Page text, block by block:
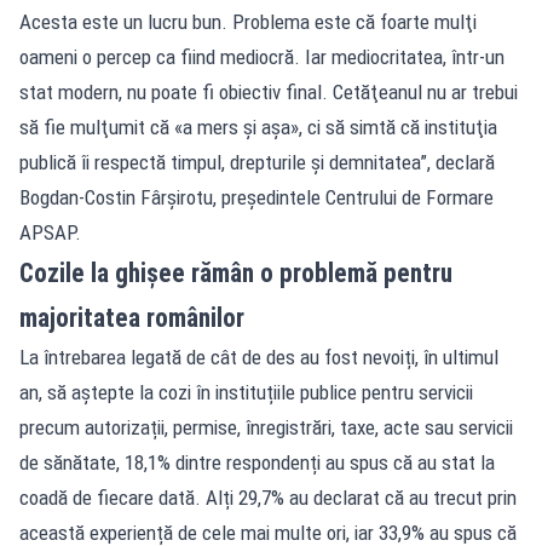
Acesta este un lucru bun. Problema este că foarte mulţi
oameni o percep ca fiind mediocră. Iar mediocritatea, într-un
stat modern, nu poate fi obiectiv final. Cetăţeanul nu ar trebui
să fie mulţumit că «a mers şi aşa», ci să simtă că instituţia
publică îi respectă timpul, drepturile şi demnitatea”, declară
Bogdan-Costin Fârşirotu, preşedintele Centrului de Formare
APSAP.
Cozile la ghișee rămân o problemă pentru
majoritatea românilor
La întrebarea legată de cât de des au fost nevoiți, în ultimul
an, să aștepte la cozi în instituțiile publice pentru servicii
precum autorizații, permise, înregistrări, taxe, acte sau servicii
de sănătate, 18,1% dintre respondenți au spus că au stat la
coadă de fiecare dată. Alți 29,7% au declarat că au trecut prin
această experiență de cele mai multe ori, iar 33,9% au spus că